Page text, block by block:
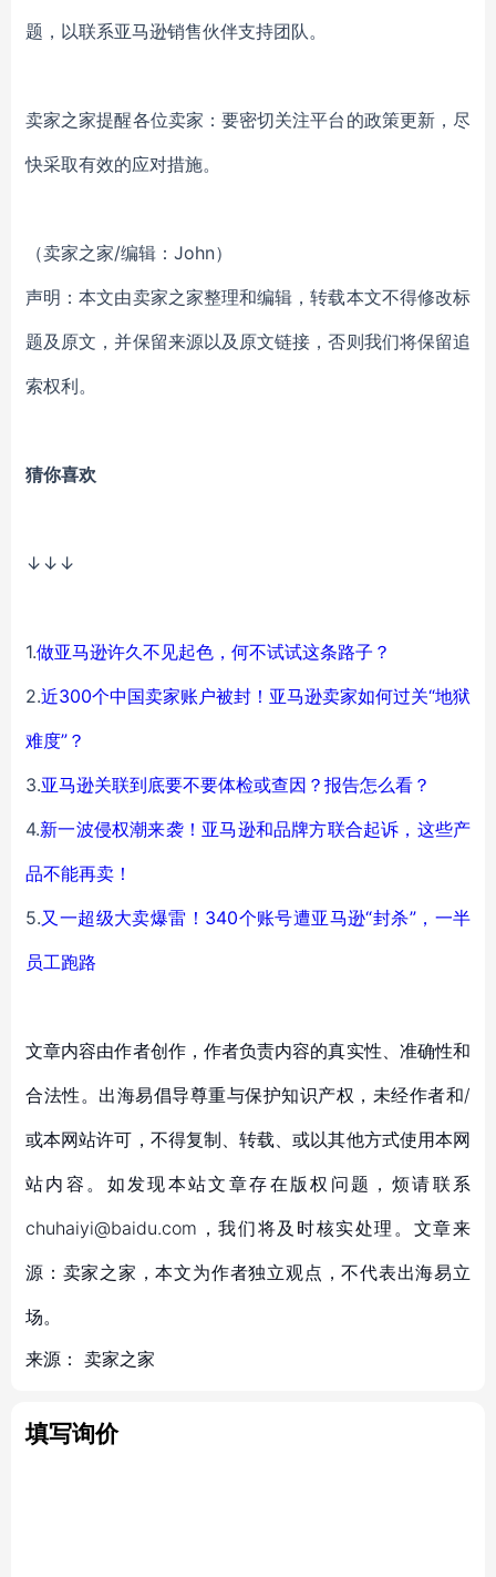
题，以联系亚马逊销售伙伴支持团队。
卖家之家提醒各位卖家：要密切关注平台的政策更新，尽
快采取有效的应对措施。
（卖家之家/编辑：John）
声明：本文由卖家之家整理和编辑，转载本文不得修改标
题及原文，并保留来源以及原文链接，否则我们将保留追
索权利。
猜你喜欢
↓↓↓
1.做亚马逊许久不见起色，何不试试这条路子？
2.近300个中国卖家账户被封！亚马逊卖家如何过关“地狱
难度”？
3.亚马逊关联到底要不要体检或查因？报告怎么看？
4.新一波侵权潮来袭！亚马逊和品牌方联合起诉，这些产
品不能再卖！
5.又一超级大卖爆雷！340个账号遭亚马逊“封杀”，一半
员工跑路
文章内容由作者创作，作者负责内容的真实性、准确性和
合法性。出海易倡导尊重与保护知识产权，未经作者和/
或本网站许可，不得复制、转载、或以其他方式使用本网
站内容。如发现本站文章存在版权问题，烦请联系
chuhaiyi@baidu.com，我们将及时核实处理。文章来
源：卖家之家，本文为作者独立观点，不代表出海易立
场。
来源： 卖家之家
填写询价